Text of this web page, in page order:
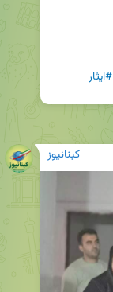
#ایثار
کبنانیوز